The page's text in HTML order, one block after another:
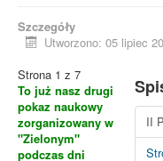
Szczegóły
Utworzono: 05 lipiec
II
Strona 1 z 7
To już nasz drugi
pokaz naukowy
zorganizowany w
"Zielonym"
podczas dni